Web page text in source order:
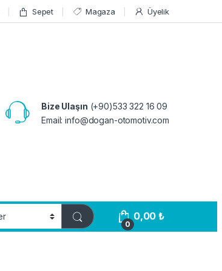
Sepet Magaza Üyelik
Bize Ulaşın (+90)533 322 16 09
Email:info@dogan-otomotiv.com
0
0,00₺